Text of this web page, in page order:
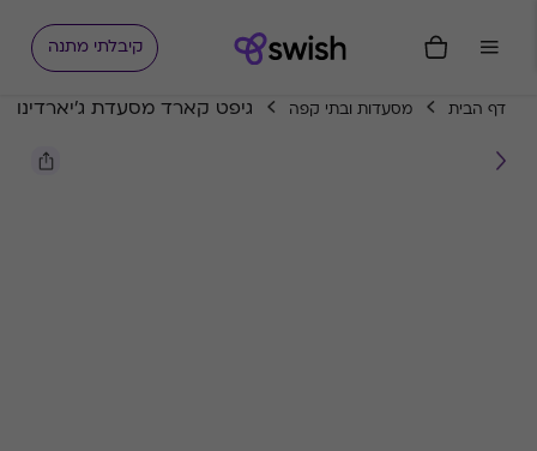
קיבלתי מתנה
דף הבית מסעדות ובתי קפה גיפט קארד מסעדת ג'יארדינו